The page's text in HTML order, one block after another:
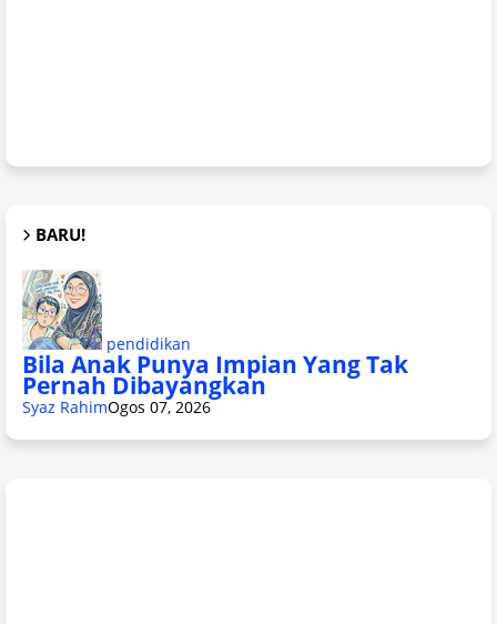
BARU!
pendidikan
Bila Anak Punya Impian Yang Tak
Pernah Dibayangkan
Syaz RahimOgos 07, 2026